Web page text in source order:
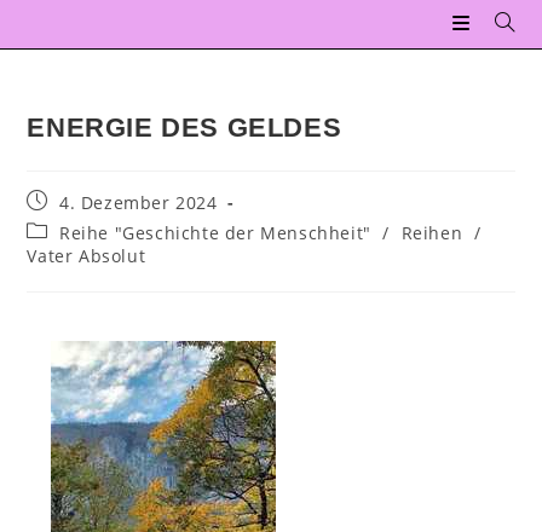
ENERGIE DES GELDES
4. Dezember 2024
Reihe "Geschichte der Menschheit"
/ Reihen /
Vater Absolut